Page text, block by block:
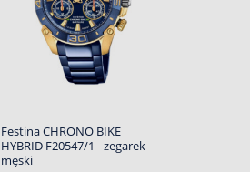
Festina CHRONO BIKE
HYBRID F20547/1 - zegarek
męski